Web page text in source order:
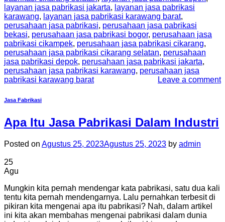
layanan jasa pabrikasi jakarta, layanan jasa pabrikasi
karawang, layanan jasa pabrikasi karawang barat,
perusahaan jasa pabrikasi, perusahaan jasa pabrikasi
bekasi, perusahaan jasa pabrikasi bogor, perusahaan jasa
pabrikasi cikampek, perusahaan jasa pabrikasi cikarang,
perusahaan jasa pabrikasi cikarang selatan, perusahaan
jasa pabrikasi depok, perusahaan jasa pabrikasi jakarta,
perusahaan jasa pabrikasi karawang, perusahaan jasa
pabrikasi karawang barat
Leave a comment
Jasa Fabrikasi
Apa Itu Jasa Pabrikasi Dalam Industri
Posted on Agustus 25, 2023Agustus 25, 2023 by admin
25
Agu
Mungkin kita pernah mendengar kata pabrikasi, satu dua kali
tentu kita pernah mendengarnya. Lalu pernahkan terbesit di
pikiran kita mengenai apa itu pabrikasi? Nah, dalam artikel
ini kita akan membahas mengenai pabrikasi dalam dunia